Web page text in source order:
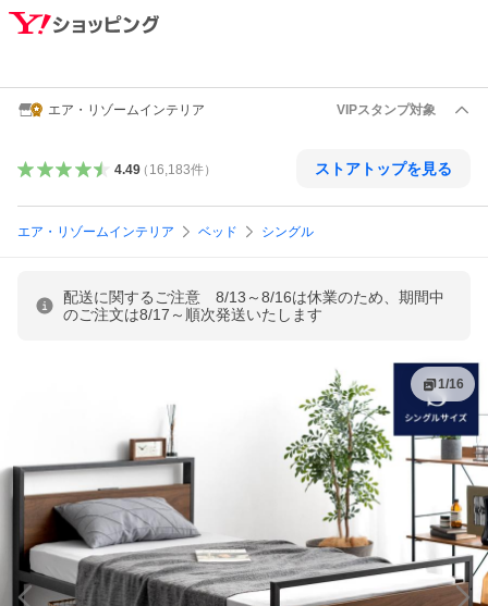
エア・リゾームインテリア VIPスタンプ対象
4.49（ 16,183件） ストアトップを見る
エア・リゾームインテリア ベッド シングル
配送に関するご注意 8/13～8/16は休業のため、期間中
のご注文は8/17～順次発送いたします
1/16